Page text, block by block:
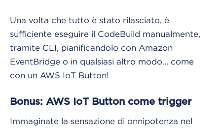
Una volta che tutto è stato rilasciato, è
sufficiente eseguire il CodeBuild manualmente,
tramite CLI, pianificandolo con Amazon
EventBridge o in qualsiasi altro modo... come
con un AWS IoT Button!
Bonus: AWS IoT Button come trigger
Immaginate la sensazione di onnipotenza nel